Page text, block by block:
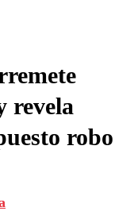
revela
robo